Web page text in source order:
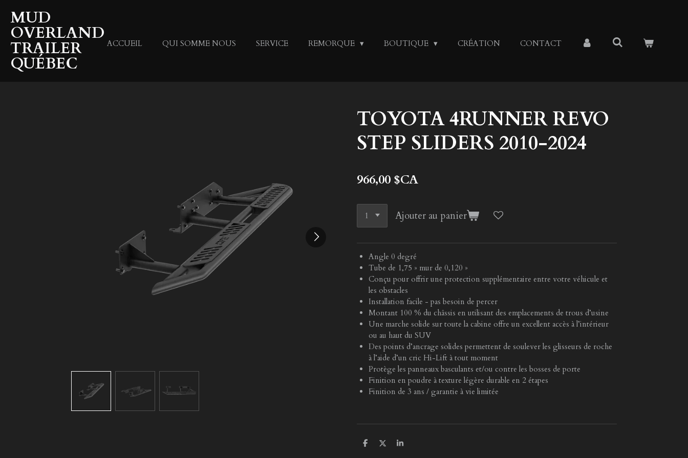
Passer
au
contenu
principal
MUD
OVERLAND
TRAILER
QUÉBEC
ACCUEIL QUI SOMME NOUS SERVICE REMORQUE BOUTIQUE CRÉATION CONTACT
TOYOTA 4RUNNER REVO
STEP SLIDERS 2010-2024
966,00 $CA
Ajouter au panier
Angle 0 degré
Tube de 1,75 » mur de 0,120 »
Conçu pour offrir une protection supplémentaire entre votre véhicule et
les obstacles
Installation facile - pas besoin de percer
Montant 100 % du châssis en utilisant des emplacements de trous d’usine
Une marche solide sur toute la cabine offre un excellent accès à l’intérieur
ou au haut du SUV
Des points d’ancrage solides permettent de soulever les glisseurs de roche
à l’aide d’un cric Hi-Lift à tout moment
Protège les panneaux basculants et/ou contre les bosses de porte
Finition en poudre à texture légère durable en 2 étapes
Finition de 3 ans / garantie à vie limitée
P
P
P